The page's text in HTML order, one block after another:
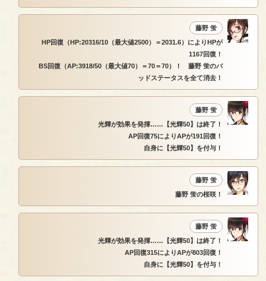
藤野 蛍
HP回復（HP:20316/10（最大値2500）＝2031.6）によりHPが
1167回復！
BS回復（AP:3918/50（最大値70）＝70＝70）！ 藤野 蛍のバ
ッドステータスを全て消去！
藤野 蛍
光輝が効果を発揮……【光輝50】は終了！
AP回復75によりAPが191回復！
自身に【光輝50】を付与！
藤野 蛍
藤野 蛍の桜咲！
藤野 蛍
光輝が効果を発揮……【光輝50】は終了！
AP回復315によりAPが803回復！
自身に【光輝50】を付与！